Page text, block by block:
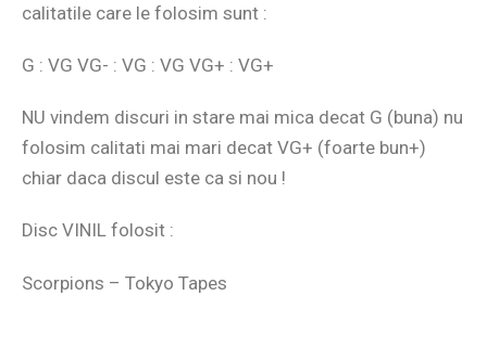
calitatile care le folosim sunt :
G : VG VG- : VG : VG VG+ : VG+
NU vindem discuri in stare mai mica decat G (buna) nu
folosim calitati mai mari decat VG+ (foarte bun+)
chiar daca discul este ca si nou !
Disc VINIL folosit :
Scorpions ‎– Tokyo Tapes